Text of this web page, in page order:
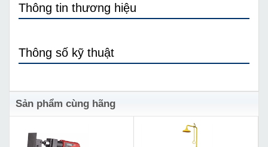
Thông tin thương hiệu
Thông số kỹ thuật
Sản phẩm cùng hãng